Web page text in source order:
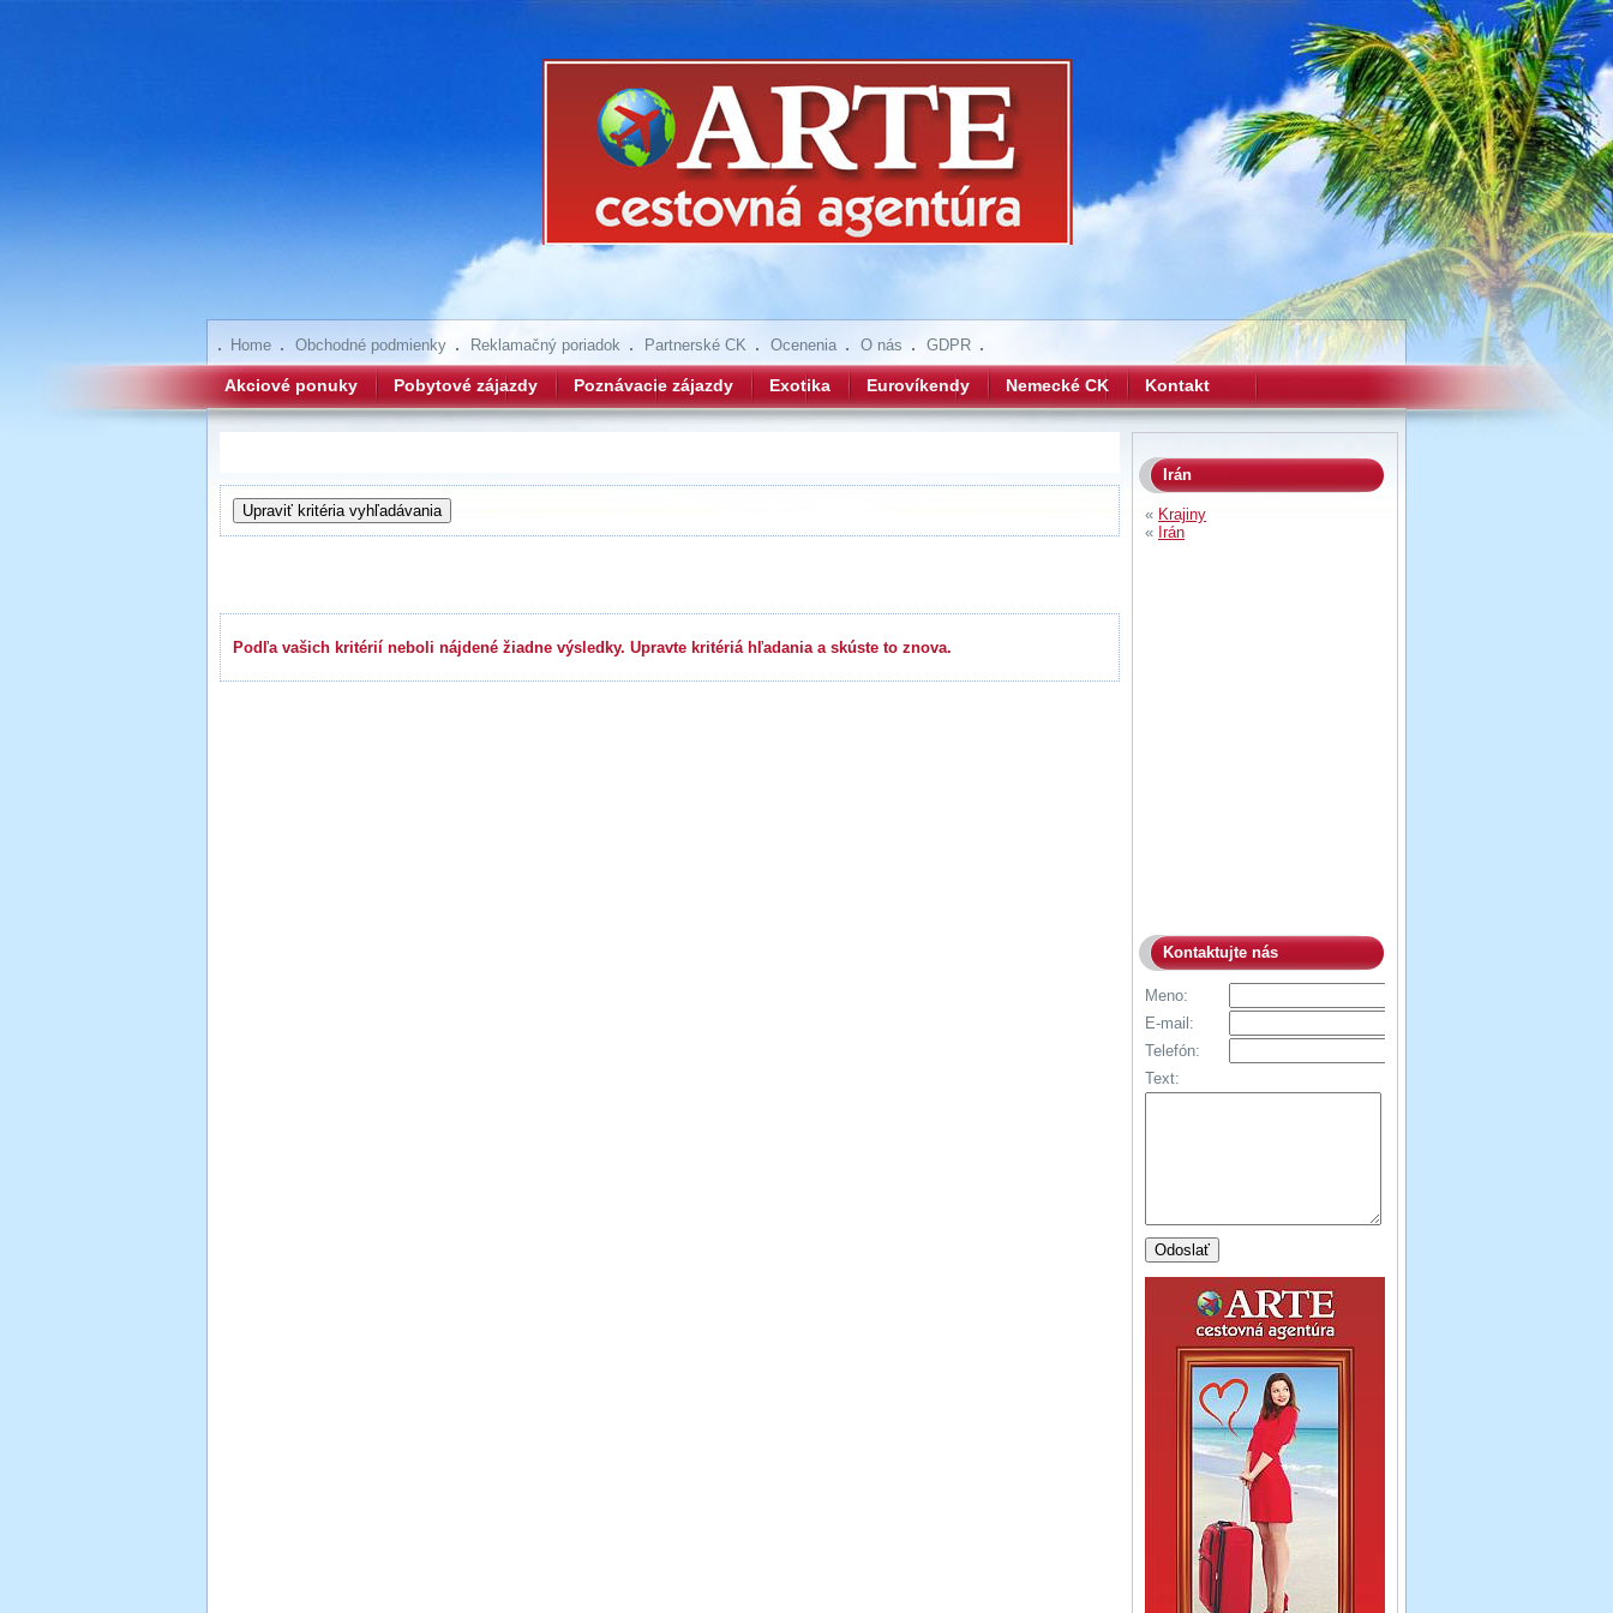
Home Obchodné podmienky Reklamačný poriadok Partnerské CK Ocenenia O nás GDPR
Akciové ponuky Pobytové zájazdy Poznávacie zájazdy Exotika Eurovíkendy Nemecké CK Kontakt
Podľa vašich kritérií neboli nájdené žiadne výsledky. Upravte kritériá hľadania a skúste to znova.
Irán
« Krajiny
« Irán
Kontaktujte nás
Meno:
E-mail:
Telefón:
Text: